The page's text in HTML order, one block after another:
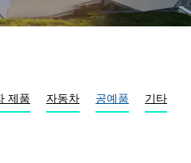
제품 자동차 공예품 기타